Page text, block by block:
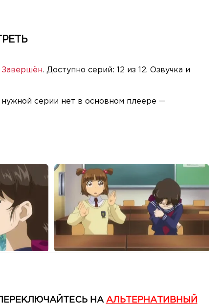
Завершён. Доступно серий: 12 из 12. Озвучка и
серии нет в основном плеере —
НА АЛЬТЕРНАТИВНЫЙ